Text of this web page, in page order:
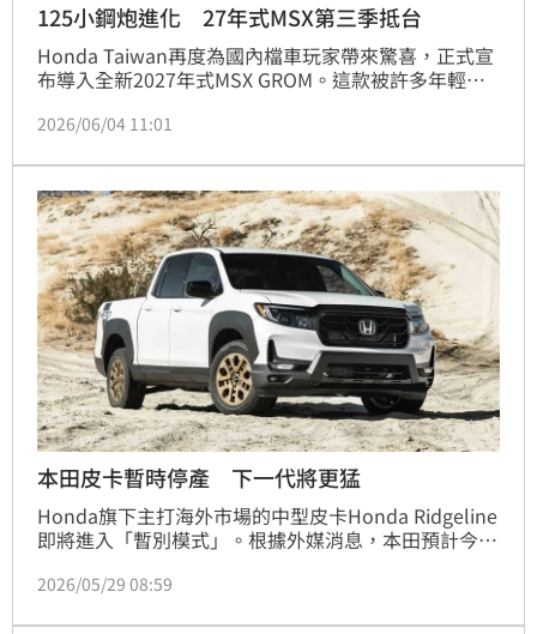
125小鋼炮進化 27年式MSX第三季抵台
Honda Taiwan再度為國內檔車玩家帶來驚喜，正式宣
布導入全新2027年式MSX GROM。這款被許多年輕騎
定位和靈活操控聞名，新年式車型不僅換上更具運動感
力，預計將於2026年第三季抵台。
2026/06/04 11:01
本田皮卡暫時停產 下一代將更猛
Honda旗下主打海外市場的中型皮卡Honda Ridgeline
即將進入「暫別模式」。根據外媒消息，本田預計今年
備替下一代車型暖身，預計2028年第三季重新回歸市
2026/05/29 08:59